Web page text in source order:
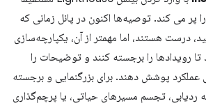
پر می کند. توصیه‌ها اکنون در پانل زمانی که
درست هستند، اما مهمتر از آن، یکپارچه‌سازی
رویدادها را برجسته کنند و توضیحات را
عملکرد پوشش دهند. برای بزرگنمایی و برجسته
تجسم مسیرهای حیاتی، یا پرچم‌گذاری